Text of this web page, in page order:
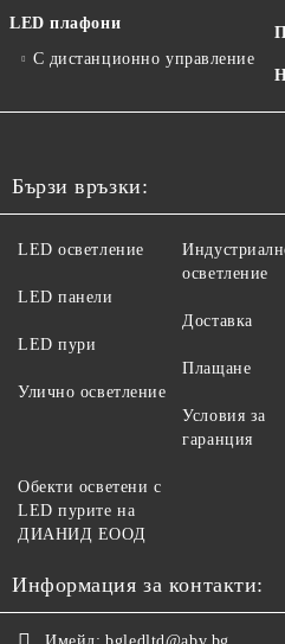
LED плафони
С дистанционно управление
Бързи връзки:
LED осветление
LED панели
LED пури
Улично осветление
осветление
Доставка
Плащане
Условия за
гаранция
Обекти осветени с
LED пурите на
ДИАНИД ЕООД
Информация за контакти: